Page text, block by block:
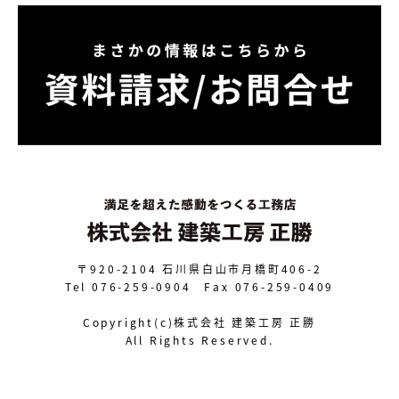
〒920-2104 石川県白山市月橋町406-2
Tel 076-259-0904 Fax 076-259-0409
Copyright(c)株式会社 建築工房 正勝
All Rights Reserved.